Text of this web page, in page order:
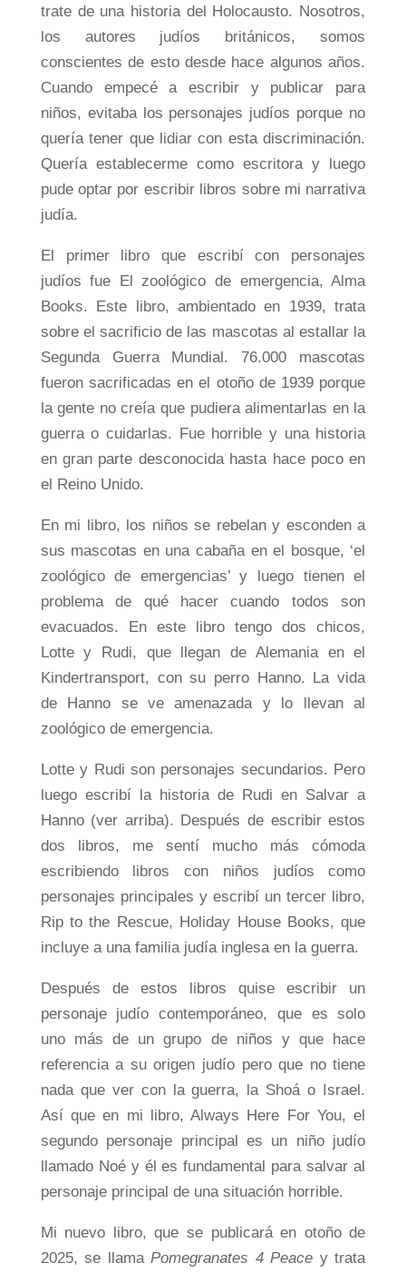
trate de una historia del Holocausto. Nosotros,
los autores judíos británicos, somos
conscientes de esto desde hace algunos años.
Cuando empecé a escribir y publicar para
niños, evitaba los personajes judíos porque no
quería tener que lidiar con esta discriminación.
Quería establecerme como escritora y luego
pude optar por escribir libros sobre mi narrativa
judía.
El primer libro que escribí con personajes
judíos fue El zoológico de emergencia, Alma
Books. Este libro, ambientado en 1939, trata
sobre el sacrificio de las mascotas al estallar la
Segunda Guerra Mundial. 76.000 mascotas
fueron sacrificadas en el otoño de 1939 porque
la gente no creía que pudiera alimentarlas en la
guerra o cuidarlas. Fue horrible y una historia
en gran parte desconocida hasta hace poco en
el Reino Unido.
En mi libro, los niños se rebelan y esconden a
sus mascotas en una cabaña en el bosque, ‘el
zoológico de emergencias’ y luego tienen el
problema de qué hacer cuando todos son
evacuados. En este libro tengo dos chicos,
Lotte y Rudi, que llegan de Alemania en el
Kindertransport, con su perro Hanno. La vida
de Hanno se ve amenazada y lo llevan al
zoológico de emergencia.
Lotte y Rudi son personajes secundarios. Pero
luego escribí la historia de Rudi en Salvar a
Hanno (ver arriba). Después de escribir estos
dos libros, me sentí mucho más cómoda
escribiendo libros con niños judíos como
personajes principales y escribí un tercer libro,
Rip to the Rescue, Holiday House Books, que
incluye a una familia judía inglesa en la guerra.
Después de estos libros quise escribir un
personaje judío contemporáneo, que es solo
uno más de un grupo de niños y que hace
referencia a su origen judío pero que no tiene
nada que ver con la guerra, la Shoá o Israel.
Así que en mi libro, Always Here For You, el
segundo personaje principal es un niño judío
llamado Noé y él es fundamental para salvar al
personaje principal de una situación horrible.
Mi nuevo libro, que se publicará en otoño de
2025, se llamaPomegranates 4 Peace y trata